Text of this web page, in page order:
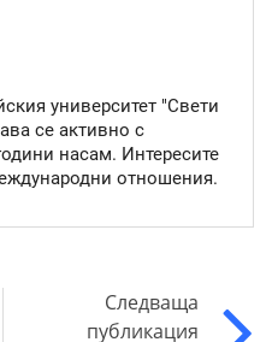
университет "Свети
се активно с
насам. Интересите
отношения.
Следваща
публикация